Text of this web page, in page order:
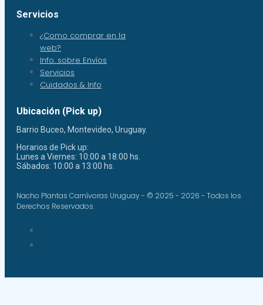
Servicios
¿Como comprar en la
web?
Info. sobre Envíos
Servicios
Cuidados & Info
Ubicación (Pick up)
Barrio Buceo, Montevideo, Uruguay.
Horarios de Pick up:
Lunes a Viernes: 10:00 a 18:00 hs.
Sábados: 10:00 a 13:00 hs.
Nacho Plantas Carnívoras Uruguay - © 2025 - 2026 - Todos los
Derechos Reservados.